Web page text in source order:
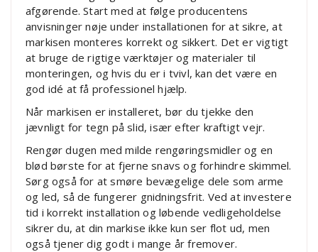
afgørende. Start med at følge producentens
anvisninger nøje under installationen for at sikre, at
markisen monteres korrekt og sikkert. Det er vigtigt
at bruge de rigtige værktøjer og materialer til
monteringen, og hvis du er i tvivl, kan det være en
god idé at få professionel hjælp.
Når markisen er installeret, bør du tjekke den
jævnligt for tegn på slid, især efter kraftigt vejr.
Rengør dugen med milde rengøringsmidler og en
blød børste for at fjerne snavs og forhindre skimmel.
Sørg også for at smøre bevægelige dele som arme
og led, så de fungerer gnidningsfrit. Ved at investere
tid i korrekt installation og løbende vedligeholdelse
sikrer du, at din markise ikke kun ser flot ud, men
også tjener dig godt i mange år fremover.